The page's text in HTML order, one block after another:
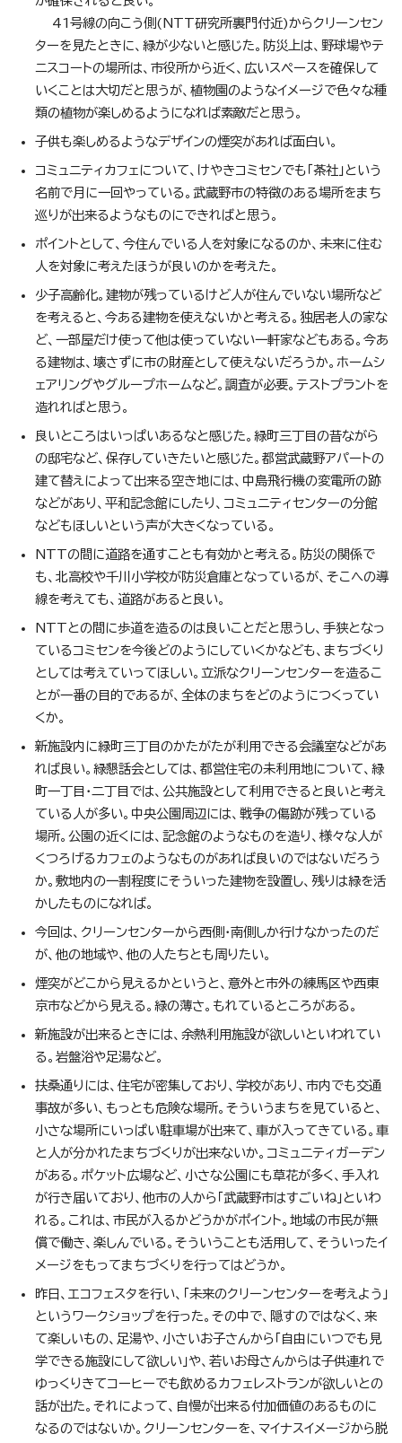
41号線の向こう側(NTT研究所裏門付近)からクリーンセン
ターを見たときに、緑が少ないと感じた。防災上は、野球場やテ
ニスコートの場所は、市役所から近く、広いスペースを確保して
いくことは大切だと思うが、植物園のようなイメージで色々な種
類の植物が楽しめるようになれば素敵だと思う。
子供も楽しめるようなデザインの煙突があれば面白い。
コミュニティカフェについて、けやきコミセンでも「茶社」という
名前で月に一回やっている。武蔵野市の特徴のある場所をまち
巡りが出来るようなものにできればと思う。
ポイントとして、今住んでいる人を対象になるのか、未来に住む
人を対象に考えたほうが良いのかを考えた。
少子高齢化。建物が残っているけど人が住んでいない場所など
を考えると、今ある建物を使えないかと考える。独居老人の家な
ど、一部屋だけ使って他は使っていない一軒家などもある。今あ
る建物は、壊さずに市の財産として使えないだろうか。ホームシ
ェアリングやグループホームなど。調査が必要。テストプラントを
造れればと思う。
良いところはいっぱいあるなと感じた。緑町三丁目の昔ながら
の邸宅など、保存していきたいと感じた。都営武蔵野アパートの
建て替えによって出来る空き地には、中島飛行機の変電所の跡
などがあり、平和記念館にしたり、コミュニティセンターの分館
などもほしいという声が大きくなっている。
NTTの間に道路を通すことも有効かと考える。防災の関係で
も、北高校や千川小学校が防災倉庫となっているが、そこへの導
線を考えても、道路があると良い。
NTTとの間に歩道を造るのは良いことだと思うし、手狭となっ
ているコミセンを今後どのようにしていくかなども、まちづくり
としては考えていってほしい。立派なクリーンセンターを造るこ
とが一番の目的であるが、全体のまちをどのようにつくってい
くか。
新施設内に緑町三丁目のかたがたが利用できる会議室などがあ
れば良い。緑懇話会としては、都営住宅の未利用地について、緑
町一丁目・二丁目では、公共施設として利用できると良いと考え
ている人が多い。中央公園周辺には、戦争の傷跡が残っている
場所。公園の近くには、記念館のようなものを造り、様々な人が
くつろげるカフェのようなものがあれば良いのではないだろう
か。敷地内の一割程度にそういった建物を設置し、残りは緑を活
かしたものになれば。
今回は、クリーンセンターから西側・南側しか行けなかったのだ
が、他の地域や、他の人たちとも周りたい。
煙突がどこから見えるかというと、意外と市外の練馬区や西東
京市などから見える。緑の薄さ。もれているところがある。
新施設が出来るときには、余熱利用施設が欲しいといわれてい
る。岩盤浴や足湯など。
扶桑通りには、住宅が密集しており、学校があり、市内でも交通
事故が多い、もっとも危険な場所。そういうまちを見ていると、
小さな場所にいっぱい駐車場が出来て、車が入ってきている。車
と人が分かれたまちづくりが出来ないか。コミュニティガーデン
がある。ポケット広場など、小さな公園にも草花が多く、手入れ
が行き届いており、他市の人から「武蔵野市はすごいね」といわ
れる。これは、市民が入るかどうかがポイント。地域の市民が無
償で働き、楽しんでいる。そういうことも活用して、そういったイ
メージをもってまちづくりを行ってはどうか。
昨日、エコフェスタを行い、「未来のクリーンセンターを考えよう」
というワークショップを行った。その中で、隠すのではなく、来
て楽しいもの、足湯や、小さいお子さんから「自由にいつでも見
学できる施設にして欲しい」や、若いお母さんからは子供連れで
ゆっくりきてコーヒーでも飲めるカフェレストランが欲しいとの
話が出た。それによって、自慢が出来る付加価値のあるものに
なるのではないか。クリーンセンターを、マイナスイメージから脱